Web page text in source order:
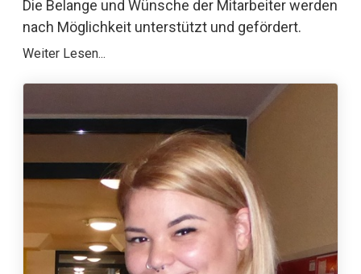
Die Belange und Wünsche der Mitarbeiter werden
nach Möglichkeit unterstützt und gefördert.
Weiter Lesen...